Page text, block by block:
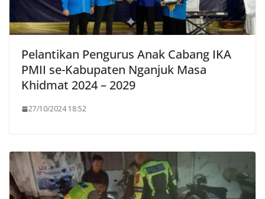
Pelantikan Pengurus Anak Cabang IKA
PMII se-Kabupaten Nganjuk Masa
Khidmat 2024 – 2029
27/10/2024 18:52